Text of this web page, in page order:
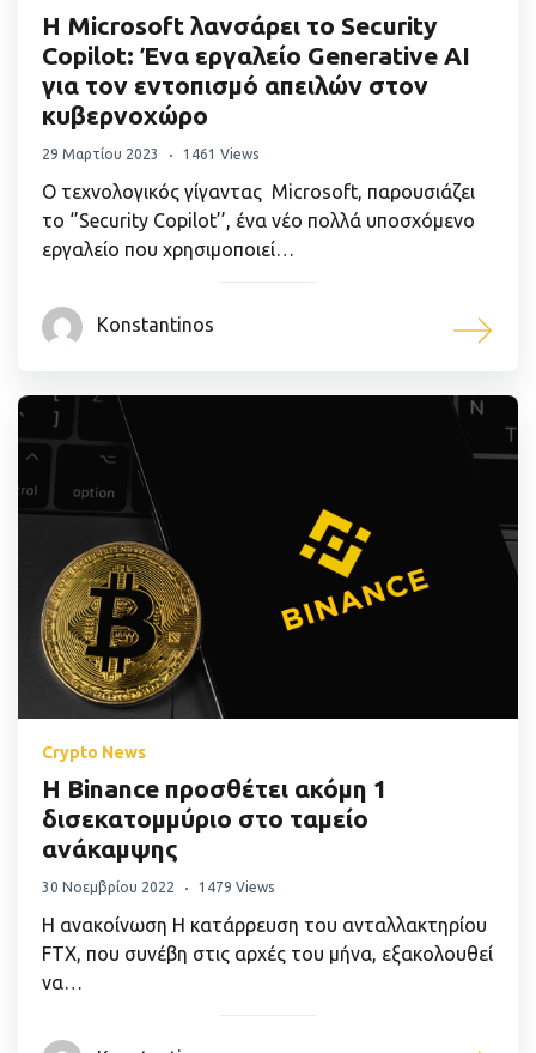
Η Microsoft λανσάρει το Security
Copilot: Ένα εργαλείο Generative AI
για τον εντοπισμό απειλών στον
κυβερνοχώρο
29 Μαρτίου 2023 1461 Views
Ο τεχνολογικός γίγαντας Microsoft, παρουσιάζει
το ‘’Security Copilot’’, ένα νέο πολλά υποσχόμενο
εργαλείο που χρησιμοποιεί…
Konstantinos
Crypto News
Η Binance προσθέτει ακόμη 1
δισεκατομμύριο στο ταμείο
ανάκαμψης
30 Νοεμβρίου 2022 1479 Views
Η ανακοίνωση Η κατάρρευση του ανταλλακτηρίου
FTX, που συνέβη στις αρχές του μήνα, εξακολουθεί
να…